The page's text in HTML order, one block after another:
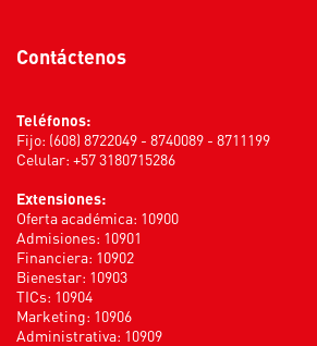
Contáctenos
Teléfonos:
Fijo: (608) 8722049 - 8740089 - 8711199
Celular: +57 3180715286
Extensiones:
Oferta académica: 10900
Admisiones: 10901
Financiera: 10902
Bienestar: 10903
TICs: 10904
Marketing: 10906
Administrativa: 10909